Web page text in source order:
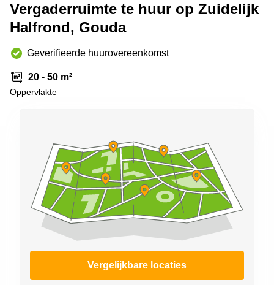
Kantoorruimte
in Arnhem
space
Coworking
space
Kantoor
Huren
Hengelo
Bedrijfsruimte
Huren in
Vergaderruimte te huur op Zuidelijk
Halfrond, Gouda
Geverifieerde huurovereenkomst
20 - 50 m²
Oppervlakte
Vergelijkbare locaties